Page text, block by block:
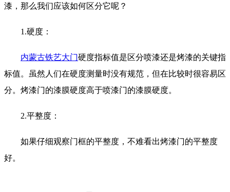
漆，那么我们应该如何区分它呢？
1.硬度：
内蒙古铁艺大门硬度指标值是区分喷漆还是烤漆的关键指
标值。虽然人们在硬度测量时没有规范，但在比较时很容易区
分。烤漆门的漆膜硬度高于喷漆门的漆膜硬度。
2.平整度：
如果仔细观察门框的平整度，不难看出烤漆门的平整度
好。